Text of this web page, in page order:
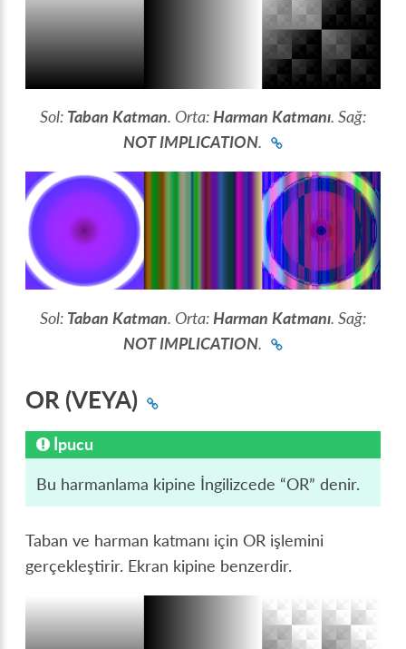
Sol: Taban Katman. Orta:Harman Katmanı. Sağ:
NOT IMPLICATION.
Sol: Taban Katman. Orta: Harman Katmanı. Sağ:
NOT IMPLICATION.
OR (VEYA)
İpucu
Bu harmanlama kipine İngilizcede “OR” denir.
Taban ve harman katmanı için OR işlemini
gerçekleştirir. Ekran kipine benzerdir.